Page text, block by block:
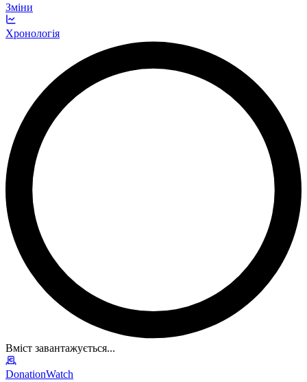
Зміни
Хронологія
Вміст завантажується...
DonationWatch